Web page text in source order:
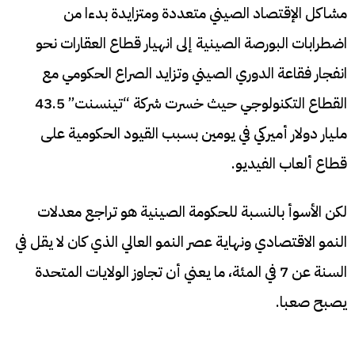
مشاكل الإقتصاد الصيني متعددة ومتزايدة بدءا من
اضطرابات البورصة الصينية إلى انهيار قطاع العقارات نحو
انفجار فقاعة الدوري الصيني وتزايد الصراع الحكومي مع
القطاع التكنولوجي حيث خسرت شركة “تينسنت” 43.5
مليار دولار أميركي في يومين بسبب القيود الحكومية على
قطاع ألعاب الفيديو.
لكن الأسوأ بالنسبة للحكومة الصينية هو تراجع معدلات
النمو الاقتصادي ونهاية عصر النمو العالي الذي كان لا يقل في
السنة عن 7 في المئة، ما يعني أن تجاوز الولايات المتحدة
يصبح صعبا.